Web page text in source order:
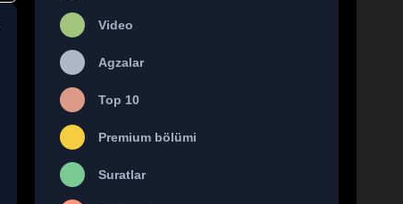
Video
Agzalar
Top 10
Premium bölümi
Suratlar